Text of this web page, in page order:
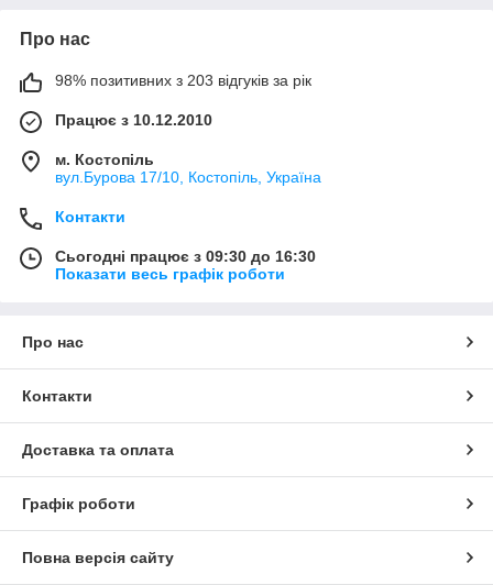
Про нас
98% позитивних з 203 відгуків за рік
Працює з 10.12.2010
м. Костопіль
вул.Бурова 17/10, Костопіль, Україна
Контакти
Сьогодні працює з 09:30 до 16:30
Показати весь графік роботи
Про нас
Контакти
Доставка та оплата
Графік роботи
Повна версія сайту